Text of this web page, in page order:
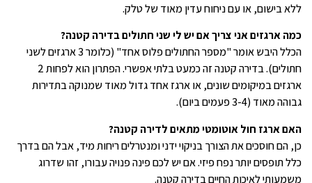
ללא בישום, או עם ניחוח עדין מאוד של טלק.
כמה ארגזים אני צריך אם יש לי שני חתולים בדירה קטנה?
הכלל היבש אומר "מספר החתולים פלוס אחד" (כלומר 3 ארגזים לשני
חתולים). בדירה קטנה זה כמעט בלתי אפשרי. הפתרון הוא לפחות 2
ארגזים במיקומים שונים, או ארגז אחד גדול מאוד שמנוקה בתדירות
גבוהה מאוד (3-4 פעמים ביום).
האם ארגז חול אוטומטי מתאים לדירה קטנה?
כן, הם חוסכים את הצורך בניקוי ידני ומנטרלים ריחות מיד, אבל הם בדרך
כלל תופסים יותר נפח פיזי. אם יש לכם פינה פנויה עבורו, זהו שדרוג
משמעותי לאיכות החיים בדירה קטנה.